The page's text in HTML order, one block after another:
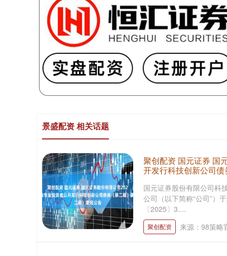
景盛配资 相关话题
聚创配资 国元证券 国
开发行科技创新公司
国元证券股份有限公司科
公司（以下简称“公司”）
〔2025〕3....
聚创配资 来源：98策略